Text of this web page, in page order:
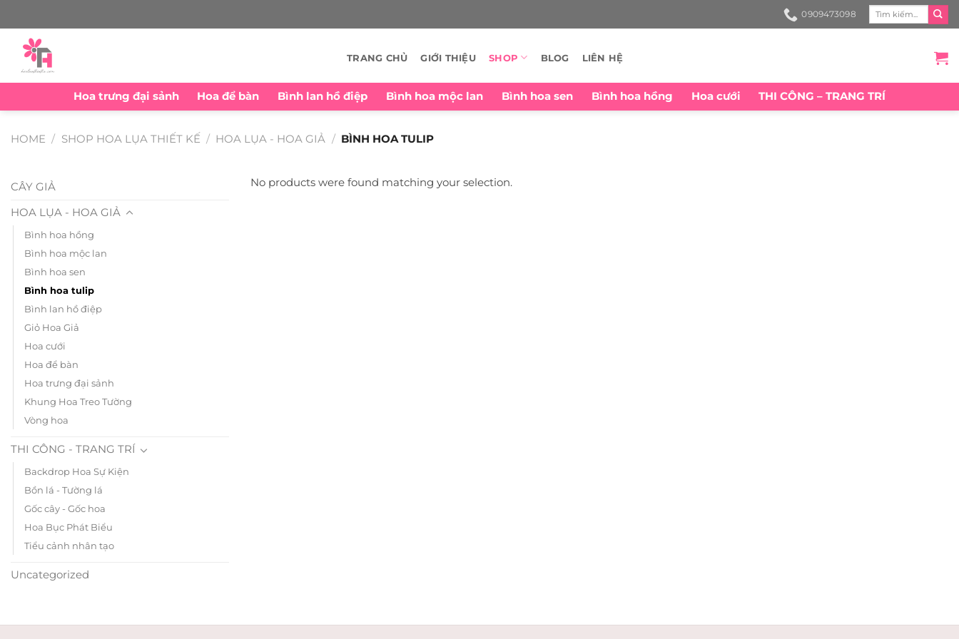
content
0909473098
for:
TRANG CHỦ GIỚI THIỆU SHOP BLOG LIÊN HỆ
Hoa trưng đại sảnh Hoa để bàn Bình lan hồ điệp Bình hoa mộc lan Bình hoa sen Bình hoa hồng Hoa cưới THI CÔNG – TRANG TRÍ
HOME / SHOP HOA LỤA THIẾT KẾ / HOA LỤA - HOA GIẢ / BÌNH HOA TULIP
CÂY GIẢ
HOA LỤA - HOA GIẢ
Bình hoa hồng
Bình hoa mộc lan
Bình hoa sen
Bình hoa tulip
Bình lan hồ điệp
Giỏ Hoa Giả
Hoa cưới
Hoa để bàn
Hoa trưng đại sảnh
Khung Hoa Treo Tường
Vòng hoa
THI CÔNG - TRANG TRÍ
Backdrop Hoa Sự Kiện
Bồn lá - Tường lá
Gốc cây - Gốc hoa
Hoa Bục Phát Biểu
Tiểu cảnh nhân tạo
Uncategorized
No products were found matching your selection.